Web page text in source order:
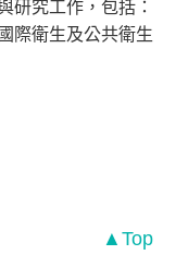
研究工作，包括：
際衛生及公共衛生
▲Top